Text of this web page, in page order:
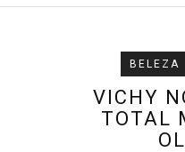
BELEZA
VICHY
TOTAL